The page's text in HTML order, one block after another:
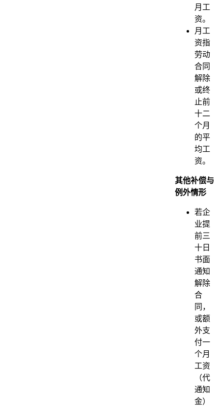
月工
资。
月工
资指
劳动
合同
解除
或终
止前
十二
个月
的平
均工
资。
其他补偿与
例外情形
若企
业提
前三
十日
书面
通知
解除
合
同，
或额
外支
付一
个月
工资
（代
通知
金）